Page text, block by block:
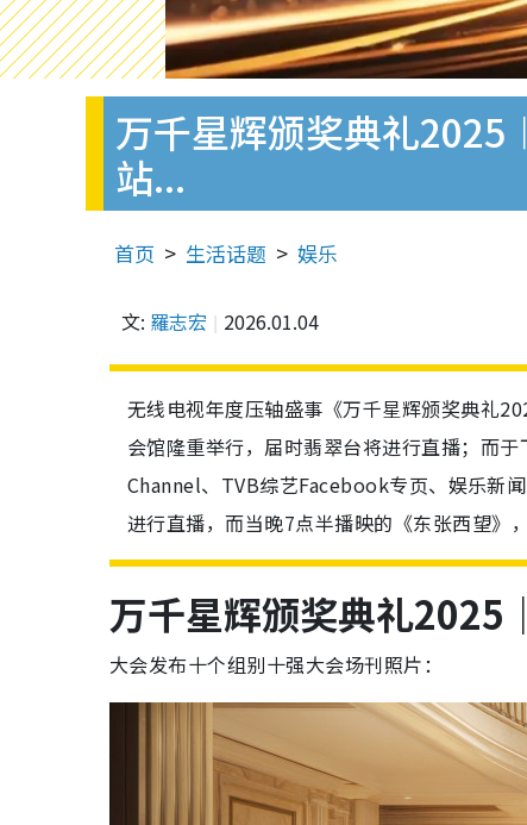
万千星辉颁奖典礼
站...
首页 生活话题 娱乐
文: 羅志宏 2026.01.04
无线电视年度压轴盛事《万千星辉颁奖典礼
会馆隆重举行，届时翡翠台将进行直播；而
Channel、TVB综艺Facebook专页、娱乐新
进行直播，而当晚7点半播映的《东张西望》
万千星辉颁奖典礼2025
大会发布十个组别十强大会场刊照片：